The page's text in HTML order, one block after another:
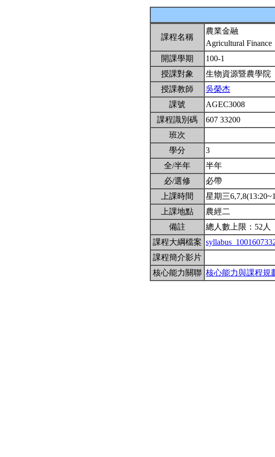
課程名稱
農業金融
Agricultural Finance
開課學期
100-1
授課對象
生物資源暨農學院
授課教師
吳榮杰
課號
AGEC3008
課程識別碼
607 33200
班次
學分
3
全/半年
半年
必/選修
必帶
上課時間
星期三
上課地點
農經二
備註
總人數上限：52人
課程大綱檔案
課程簡介影片
核心能力關聯 核心能力與課程規